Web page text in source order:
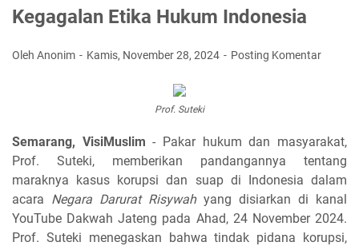
Kegagalan Etika Hukum Indonesia
Oleh Anonim Kamis, November 28, 2024 Posting Komentar
Prof. Suteki
Semarang, VisiMuslim - Pakar hukum dan masyarakat,
Prof. Suteki, memberikan pandangannya tentang
maraknya kasus korupsi dan suap di Indonesia dalam
acara Negara Darurat Risywahyang disiarkan di kanal
YouTube Dakwah Jateng pada Ahad, 24 November 2024.
Prof. Suteki menegaskan bahwa tindak pidana korupsi,